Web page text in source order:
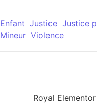
Enfant Justice Justice
Mineur Violence
Royal